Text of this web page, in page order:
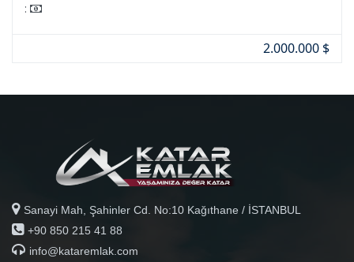
:
2.000.000 $
Sanayi Mah, Şahinler Cd. No:10 Kağıthane / İSTANBUL
+90 850 215 41 88
info@kataremlak.com